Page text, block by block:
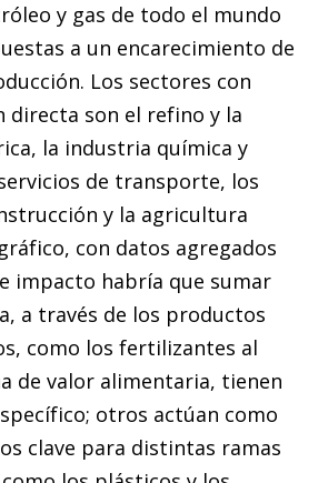
y gas de todo el mundo
a un encarecimiento de
Los sectores con
directa son el refino y la
la industria química y
de transporte, los
y la agricultura
con datos agregados
impacto habría que sumar
a través de los productos
como los fertilizantes al
de valor alimentaria, tienen
otros actúan como
clave para distintas ramas